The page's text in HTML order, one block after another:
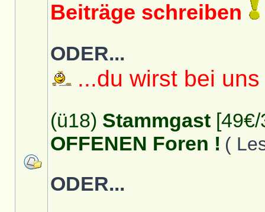
Beiträge schreiben
ODER...
...du wirst bei
(ü18) Stammgast
OFFENEN Foren ! (
ODER...